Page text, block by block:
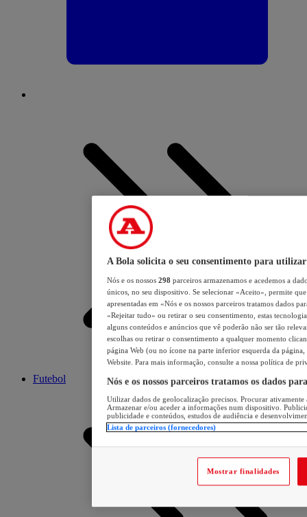
Futebol
A Bola solicita o seu consentimento para utilizar
Nós e os nossos 298 parceiros armazenamos e acedemos a
únicos, no seu dispositivo. Se selecionar «Aceito», permite
apresentadas em «Nós e os nossos parceiros tratamos dados
«Rejeitar tudo» ou retirar o seu consentimento, estas
alguns conteúdos e anúncios que vê poderão não ser tão
escolhas ou retirar o consentimento a qualquer momento
página Web (ou no ícone na parte inferior esquerda da página,
Website. Para mais informação, consulte a nossa política de
Nós e os nossos parceiros tratamos os dados
Utilizar dados de geolocalização precisos. Procurar
Armazenar e/ou aceder a informações num dispositivo.
publicidade e conteúdos, estudos de audiência e
Lista de parceiros (fornecedores)
Mostrar finalidades